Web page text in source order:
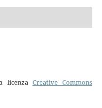
licenza Creative Commons